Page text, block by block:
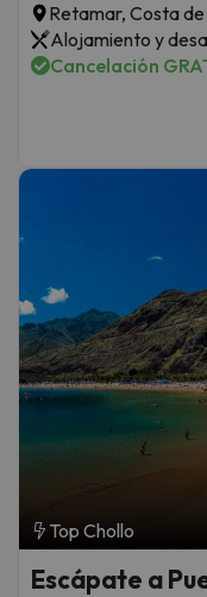
Retamar, Costa
Alojamiento y
Cancelación
Top Chollo
Escápate a